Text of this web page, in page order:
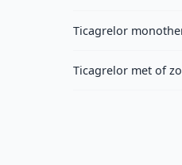
Ticagrelor
Ticagrelor met of